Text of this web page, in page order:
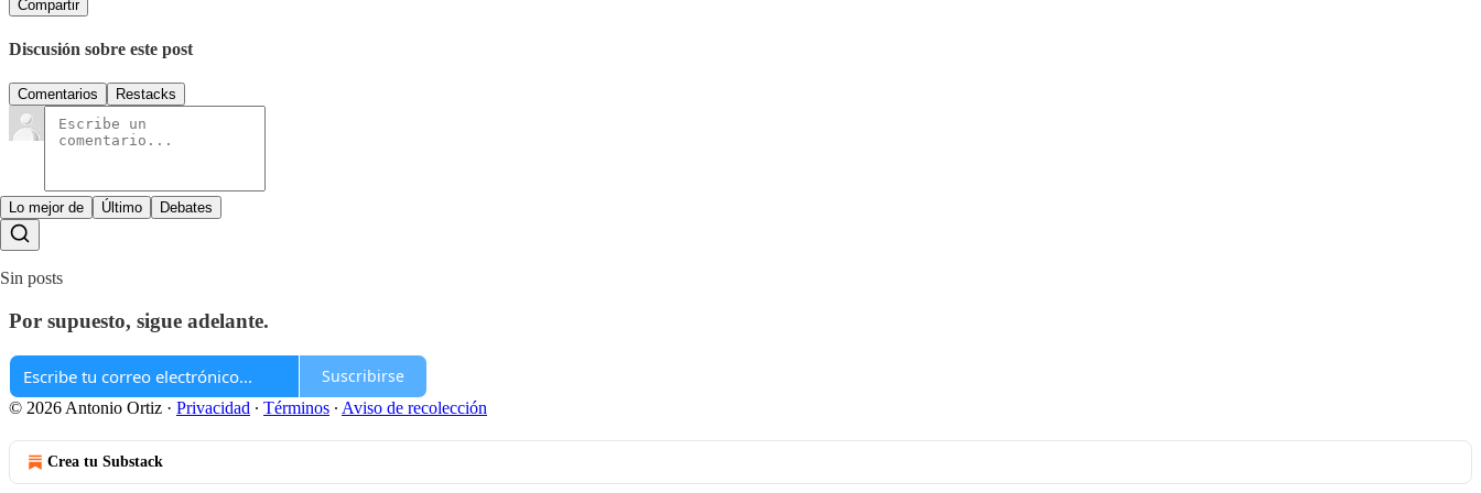
Compartir
Discusión sobre este post
Comentarios Restacks
Lo mejor de Último Debates
Sin posts
Por supuesto, sigue adelante.
Suscribirse
© 2026 Antonio Ortiz · Privacidad ∙ Términos ∙ Aviso de recolección
Crea tu Substack